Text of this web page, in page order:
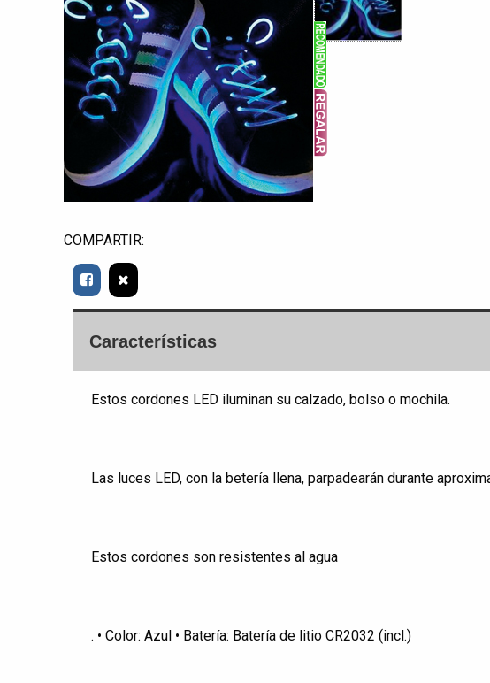
COMPARTIR:
Características
Estos cordones LED iluminan su calzado, bolso o mochila.
Las luces LED, con la betería llena, parpadearán durante
Estos cordones son resistentes al agua
. • Color: Azul • Batería: Batería de litio CR2032 (incl.)